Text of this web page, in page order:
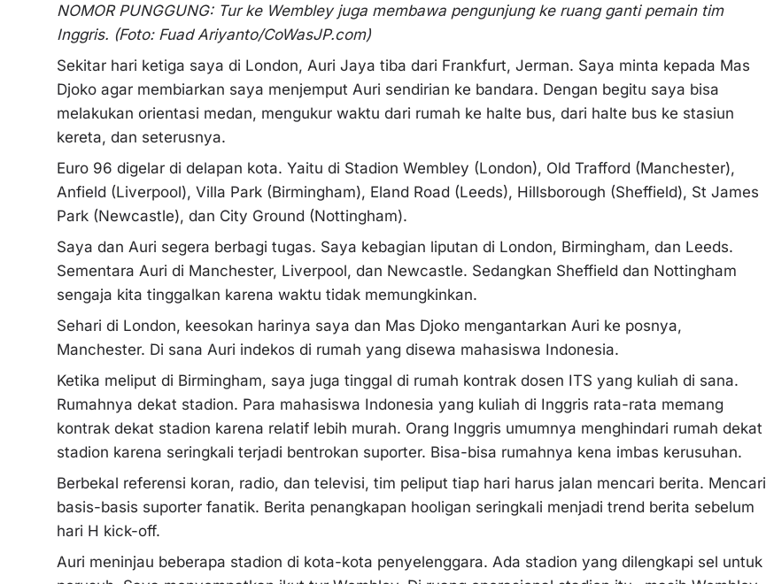
NOMOR PUNGGUNG: Tur ke Wembley juga membawa pengunjung ke ruang ganti pemain tim
Inggris. (Foto: Fuad Ariyanto/CoWasJP.com)
Sekitar hari ketiga saya di London, Auri Jaya tiba dari Frankfurt, Jerman. Saya minta kepada Mas
Djoko agar membiarkan saya menjemput Auri sendirian ke bandara. Dengan begitu saya bisa
melakukan orientasi medan, mengukur waktu dari rumah ke halte bus, dari halte bus ke stasiun
kereta, dan seterusnya.
Euro 96 digelar di delapan kota. Yaitu di Stadion Wembley (London), Old Trafford (Manchester),
Anfield (Liverpool), Villa Park (Birmingham), Eland Road (Leeds), Hillsborough (Sheffield), St James
Park (Newcastle), dan City Ground (Nottingham).
Saya dan Auri segera berbagi tugas. Saya kebagian liputan di London, Birmingham, dan Leeds.
Sementara Auri di Manchester, Liverpool, dan Newcastle. Sedangkan Sheffield dan Nottingham
sengaja kita tinggalkan karena waktu tidak memungkinkan.
Sehari di London, keesokan harinya saya dan Mas Djoko mengantarkan Auri ke posnya,
Manchester. Di sana Auri indekos di rumah yang disewa mahasiswa Indonesia.
Ketika meliput di Birmingham, saya juga tinggal di rumah kontrak dosen ITS yang kuliah di sana.
Rumahnya dekat stadion. Para mahasiswa Indonesia yang kuliah di Inggris rata-rata memang
kontrak dekat stadion karena relatif lebih murah. Orang Inggris umumnya menghindari rumah dekat
stadion karena seringkali terjadi bentrokan suporter. Bisa-bisa rumahnya kena imbas kerusuhan.
Berbekal referensi koran, radio, dan televisi, tim peliput tiap hari harus jalan mencari berita. Mencari
basis-basis suporter fanatik. Berita penangkapan hooligan seringkali menjadi trend berita sebelum
hari H kick-off.
Auri meninjau beberapa stadion di kota-kota penyelenggara. Ada stadion yang dilengkapi sel untuk